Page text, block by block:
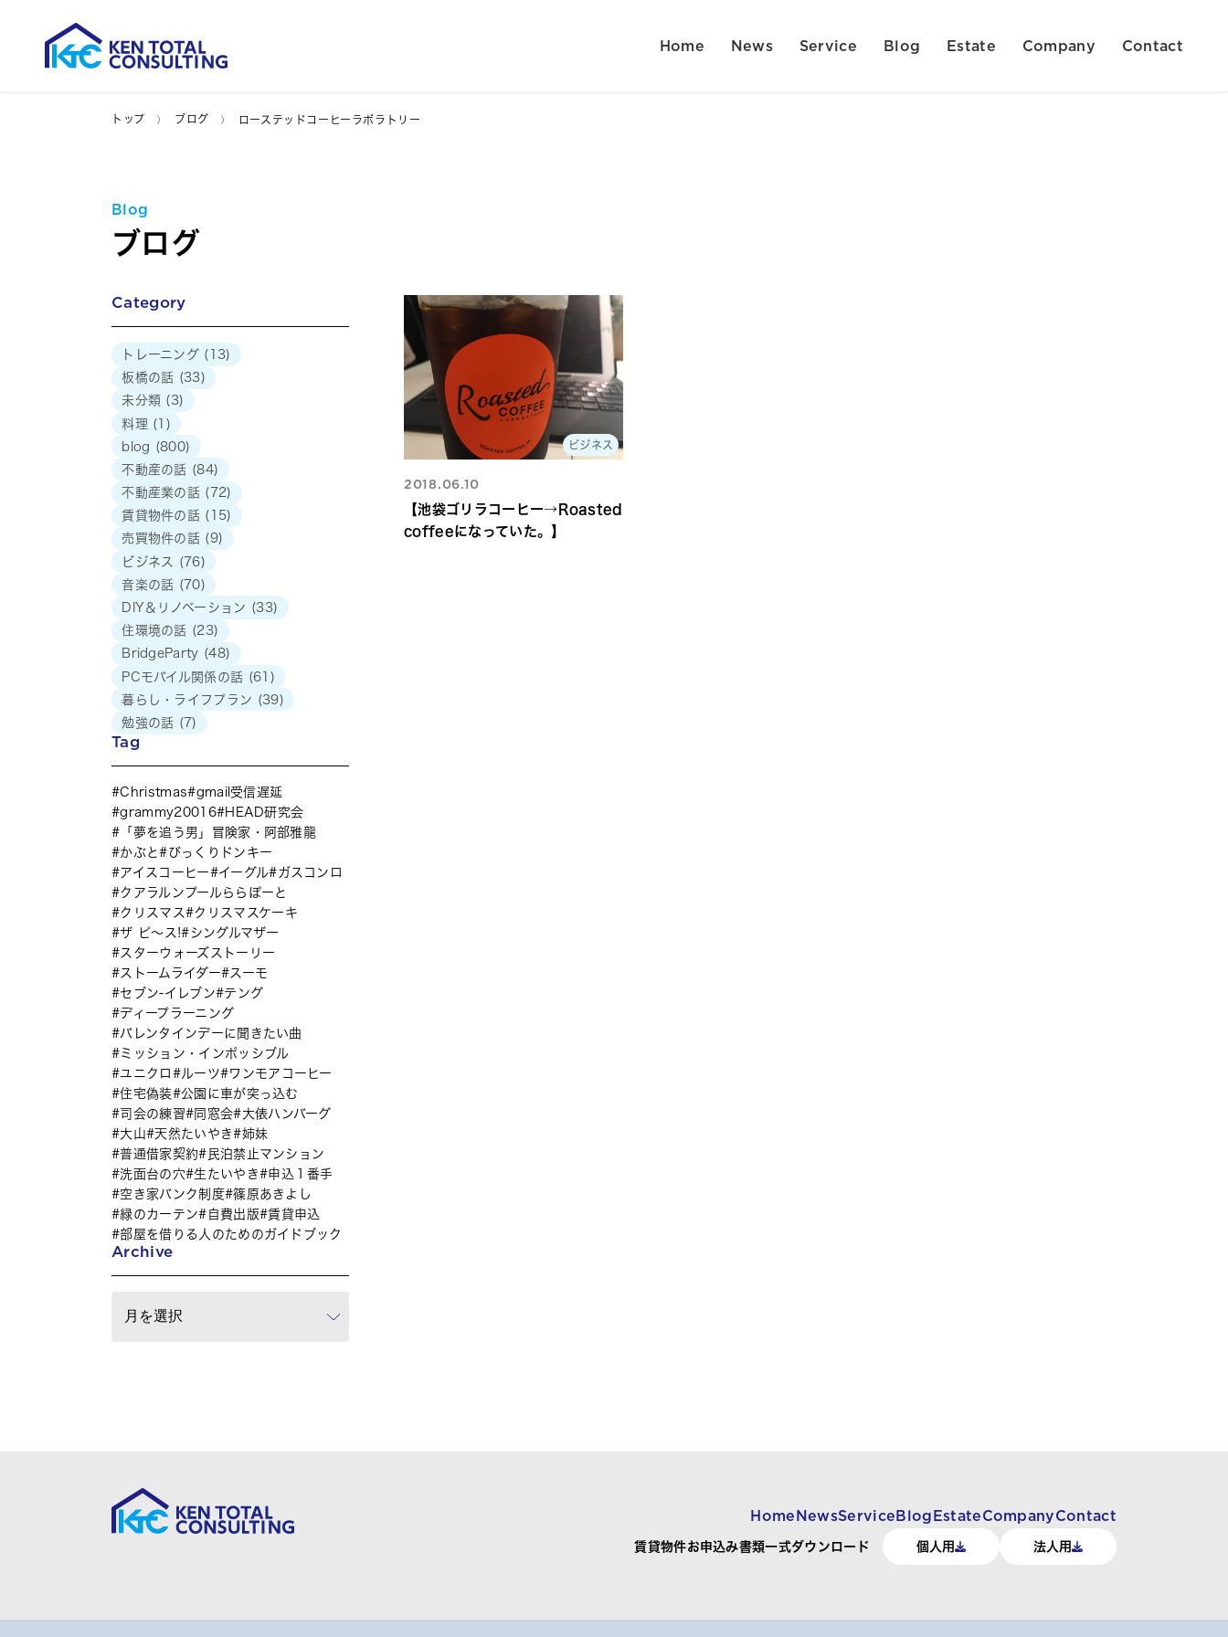
Home News Service Blog Estate Company Contact
トップ ブログ ローステッドコーヒーラボラトリー
Blog
ブログ
ビジネス
2018.06.10
【池袋ゴリラコーヒー→Roasted
coffeeになっていた。】
Category
トレーニング (13)
板橋の話 (33)
未分類 (3)
料理 (1)
blog (800)
不動産の話 (84)
不動産業の話 (72)
賃貸物件の話 (15)
売買物件の話 (9)
ビジネス
(76)
音楽の話 (70)
DIY＆リノベーション (33)
住環境の話 (23)
BridgeParty (48)
PCモバイル関係の話 (61)
暮らし・ライフプラン (39)
勉強の話 (7)
Tag
Christmas
gmail受信遅延
grammy20016
HEAD研究会
「夢を追う男」冒険家・阿部雅龍
かぶと
びっくりドンキー
アイスコーヒー
イーグル
ガスコンロ
クアラルンプールららぽーと
クリスマス
クリスマスケーキ
ザ ピ〜ス!
シングルマザー
スターウォーズストーリー
ストームライダー
スーモ
セブン-イレブン
テング
ディープラーニング
バレンタインデーに聞きたい曲
ミッション・インポッシブル
ユニクロ
ルーツ
ワンモアコーヒー
住宅偽装
公園に車が突っ込む
司会の練習
同窓会
大俵ハンバーグ
大山
天然たいやき
姉妹
普通借家契約
民泊禁止マンション
洗面台の穴
生たいやき
申込１番手
空き家バンク制度
篠原あきよし
緑のカーテン
自費出版
賃貸申込
部屋を借りる人のためのガイドブック
Archive
HomeNewsServiceBlogEstateCompanyContact
賃貸物件お申込み書類一式ダウンロード 個人用 法人用